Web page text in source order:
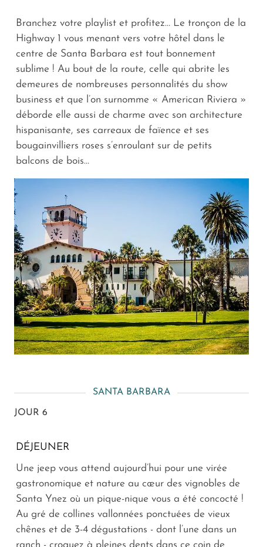
Branchez votre playlist et profitez… Le tronçon de la
Highway 1 vous menant vers votre hôtel dans le
centre de Santa Barbara est tout bonnement
sublime ! Au bout de la route, celle qui abrite les
demeures de nombreuses personnalités du show
business et que l’on surnomme « American Riviera »
déborde elle aussi de charme avec son architecture
hispanisante, ses carreaux de faïence et ses
bougainvilliers roses s’enroulant sur de petits
balcons de bois…
SANTA BARBARA
JOUR 6
DÉJEUNER
Une jeep vous attend aujourd’hui pour une virée
gastronomique et nature au cœur des vignobles de
Santa Ynez où un pique-nique vous a été concocté !
Au gré de collines vallonnées ponctuées de vieux
chênes et de 3-4 dégustations - dont l’une dans un